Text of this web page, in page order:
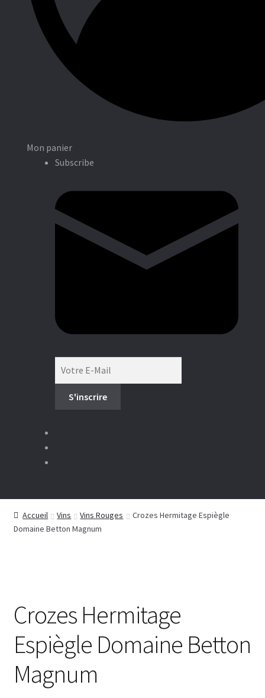
Entreprises
Mon panier
Subscribe
Accueil Vins Vins Rouges
Crozes Hermitage Espiègle
Domaine Betton Magnum
Crozes Hermitage
Espiègle Domaine Betton
Magnum